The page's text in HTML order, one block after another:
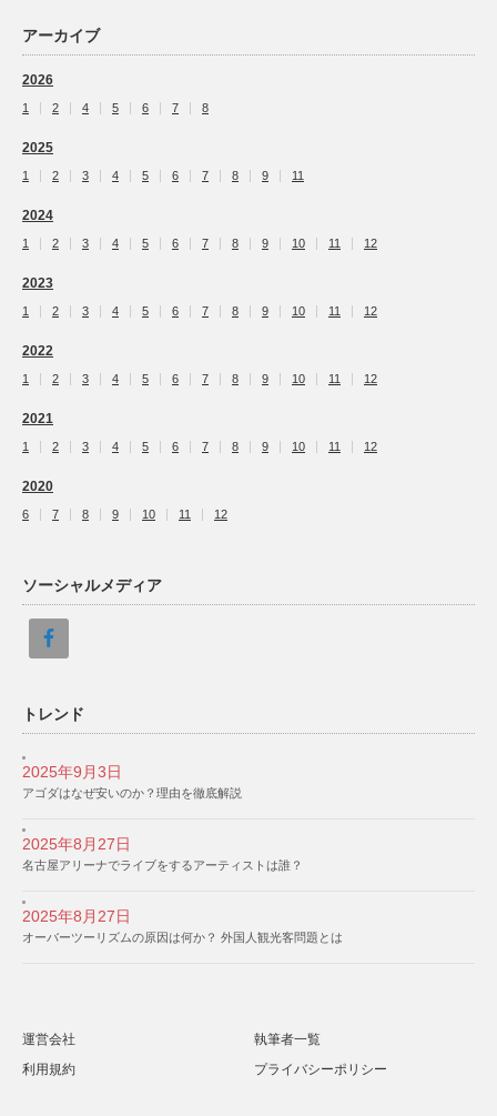
アーカイブ
2026
1 2 4 5 6 7 8
2025
1 2 3 4 5 6 7 8 9 11
2024
1 2 3 4 5 6 7 8 9 10 11 12
2023
1 2 3 4 5 6 7 8 9 10 11 12
2022
1 2 3 4 5 6 7 8 9 10 11 12
2021
1 2 3 4 5 6 7 8 9 10 11 12
2020
6 7 8 9 10 11 12
ソーシャルメディア
トレンド
2025年9月3日
アゴダはなぜ安いのか？理由を徹底解説
2025年8月27日
名古屋アリーナでライブをするアーティストは誰？
2025年8月27日
オーバーツーリズムの原因は何か？ 外国人観光客問題とは
運営会社
執筆者一覧
利用規約
プライバシーポリシー